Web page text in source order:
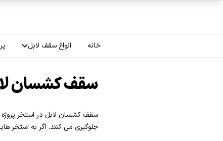
خانه انواع سقف لابل
سقف گلکسی
سقف کشسان
سقف کشسان لابل در استخر پروژه
جلوگیری می کنند. اگر به استخر